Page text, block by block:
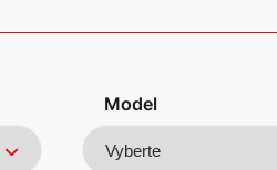
Model